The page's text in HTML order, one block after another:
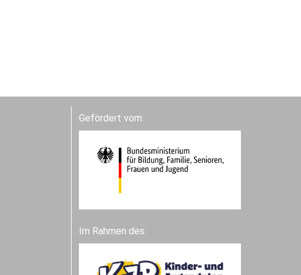
Gefördert vom:
Im Rahmen des: